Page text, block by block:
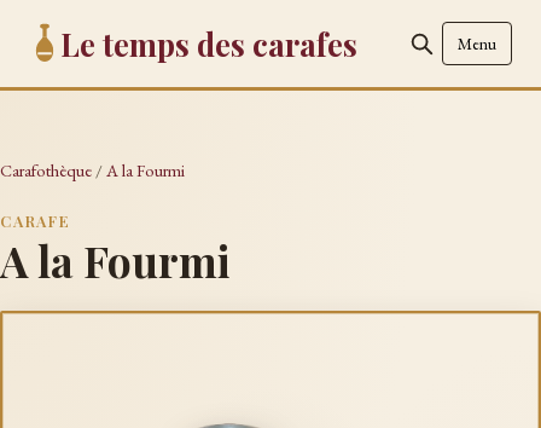
Le temps des carafes Menu
Carafothèque /A la Fourmi
CARAFE
A la Fourmi